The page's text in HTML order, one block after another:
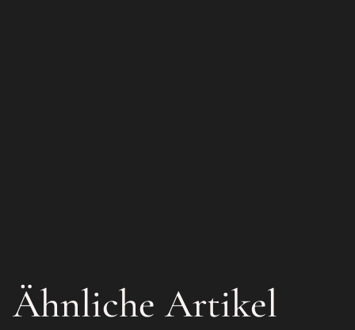
Ähnliche Artikel